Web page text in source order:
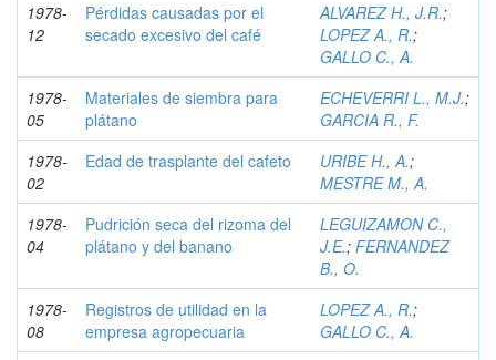
1978-
12
Pérdidas causadas por el
secado excesivo del café
ALVAREZ H., J.R.;
LOPEZ A., R.;
GALLO C., A.
1978-
05
Materiales de siembra para
plátano
ECHEVERRI L., M.J.;
GARCIA R., F.
1978-
02
Edad de trasplante del cafeto URIBE H., A.;
MESTRE M., A.
1978-
04
Pudrición seca del rizoma del
plátano y del banano
LEGUIZAMON C.,
J.E.; FERNANDEZ
B., O.
1978-
08
Registros de utilidad en la
empresa agropecuaria
LOPEZ A., R.;
GALLO C., A.